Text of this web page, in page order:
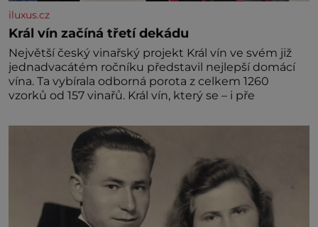
iluxus.cz
Král vín začíná třetí dekádu
Největší český vinařský projekt Král vín ve svém již
jednadvacátém ročníku představil nejlepší domácí
vína. Ta vybírala odborná porota z celkem 1260
vzorků od 157 vinařů. Král vín, který se – i pře